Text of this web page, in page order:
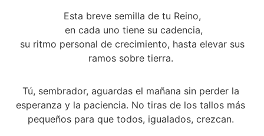
Esta breve semilla de tu Reino,
en cada uno tiene su cadencia,
ramos sobre tierra.
Tú, sembrador, aguardas el mañana sin perder la
esperanza y la paciencia. No tiras de los tallos más
pequeños para que todos, igualados, crezcan.